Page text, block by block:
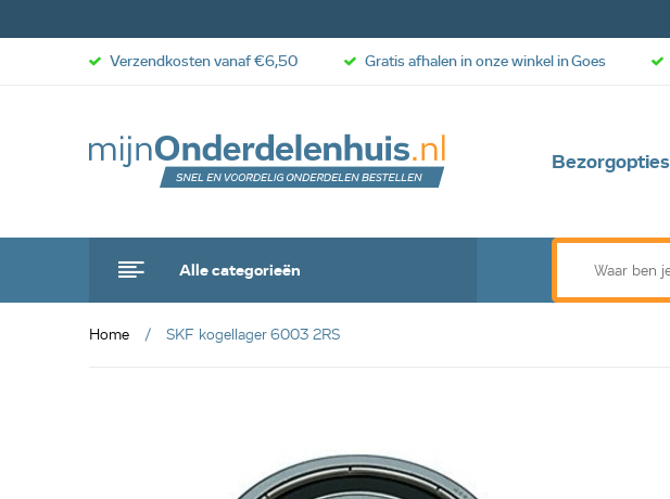
Bezorgopties
Alle categorieën
Verzendkosten vanaf €6,50 Gratis afhalen in onze winkel in Goes
Home SKF kogellager 6003 2RS